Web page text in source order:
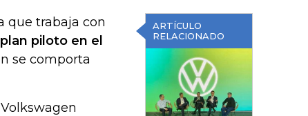
ARTÍCULO
RELACIONADO
que trabaja con
piloto en el
se comporta